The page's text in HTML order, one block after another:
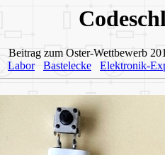
Beitrag zum Oster-Wettbewerb
Labor Bastelecke Elektronik-